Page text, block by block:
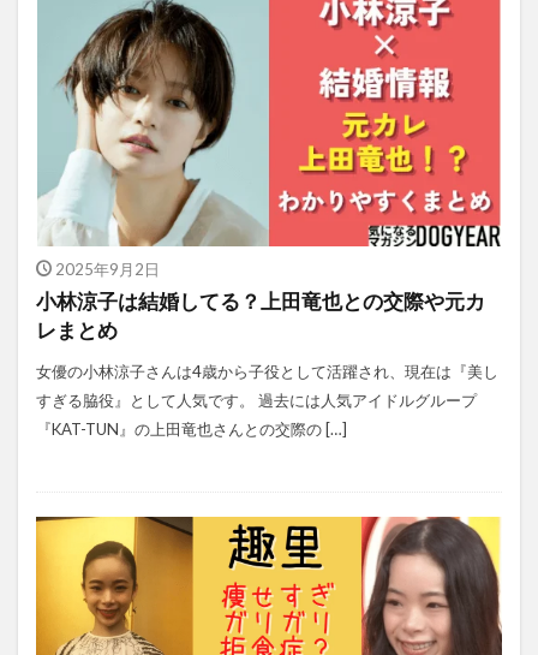
2025年9月2日
小林涼子は結婚してる？上田竜也との交際や元カ
レまとめ
女優の小林涼子さんは4歳から子役として活躍され、現在は『美し
すぎる脇役』として人気です。 過去には人気アイドルグループ
『KAT-TUN』の上田竜也さんとの交際の […]